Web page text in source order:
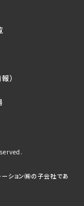
）
ション㈱の子会社であ